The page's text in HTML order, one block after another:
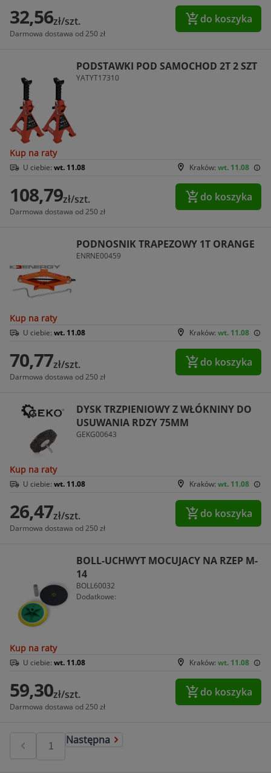
32,56zł/szt.
Darmowa dostawa od 250 zł
do koszyka
PODSTAWKI POD SAMOCHOD 2T 2 SZT
YATYT17310
Kup na raty
Kraków: wt. 11.08
U ciebie: wt. 11.08
108,79zł/szt.
Darmowa dostawa od 250 zł
do koszyka
PODNOSNIK TRAPEZOWY 1T ORANGE
ENRNE00459
Kup na raty
Kraków: wt. 11.08
U ciebie: wt. 11.08
70,77zł/szt.
Darmowa dostawa od 250 zł
do koszyka
DYSK TRZPIENIOWY Z WŁÓKNINY DO
USUWANIA RDZY 75MM
GEKG00643
Kup na raty
Kraków: wt. 11.08
U ciebie: wt. 11.08
26,47zł/szt.
Darmowa dostawa od 250 zł
do koszyka
BOLL-UCHWYT MOCUJACY NA RZEP M-
14
BOLL60032
Dodatkowe:
Kup na raty
Kraków: wt. 11.08
U ciebie: wt. 11.08
59,30zł/szt.
Darmowa dostawa od 250 zł
do koszyka
Następna